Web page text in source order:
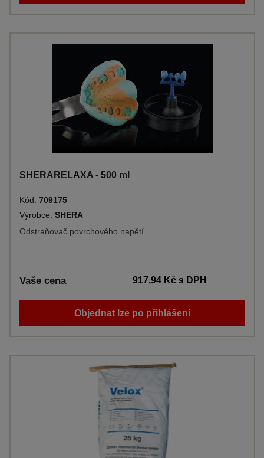
SHERARELAXA - 500 ml
Kód: 709175
Výrobce: SHERA
Odstraňovač povrchového napětí
Vaše cena 917,94 Kčs DPH
Objednat lze po přihlášení